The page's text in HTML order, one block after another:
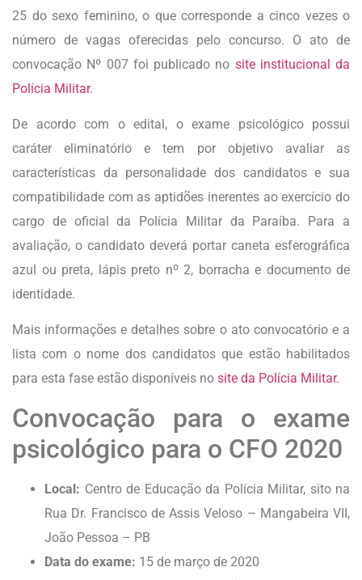
25 do sexo feminino, o que corresponde a cinco vezes o
número de vagas oferecidas pelo concurso. O ato de
convocação Nº 007 foi publicado no site institucional da
Polícia Militar.
De acordo com o edital, o exame psicológico possui
caráter eliminatório e tem por objetivo avaliar as
características da personalidade dos candidatos e sua
compatibilidade com as aptidões inerentes ao exercício do
cargo de oficial da Polícia Militar da Paraíba. Para a
avaliação, o candidato deverá portar caneta esferográfica
azul ou preta, lápis preto nº 2, borracha e documento de
identidade.
Mais informações e detalhes sobre o ato convocatório e a
lista com o nome dos candidatos que estão habilitados
para esta fase estão disponíveis no site da Polícia Militar.
Convocação para o exame
psicológico para o CFO 2020
Local: Centro de Educação da Polícia Militar, sito na
Rua Dr. Francisco de Assis Veloso – Mangabeira VII,
João Pessoa – PB
Data do exame: 15 de março de 2020